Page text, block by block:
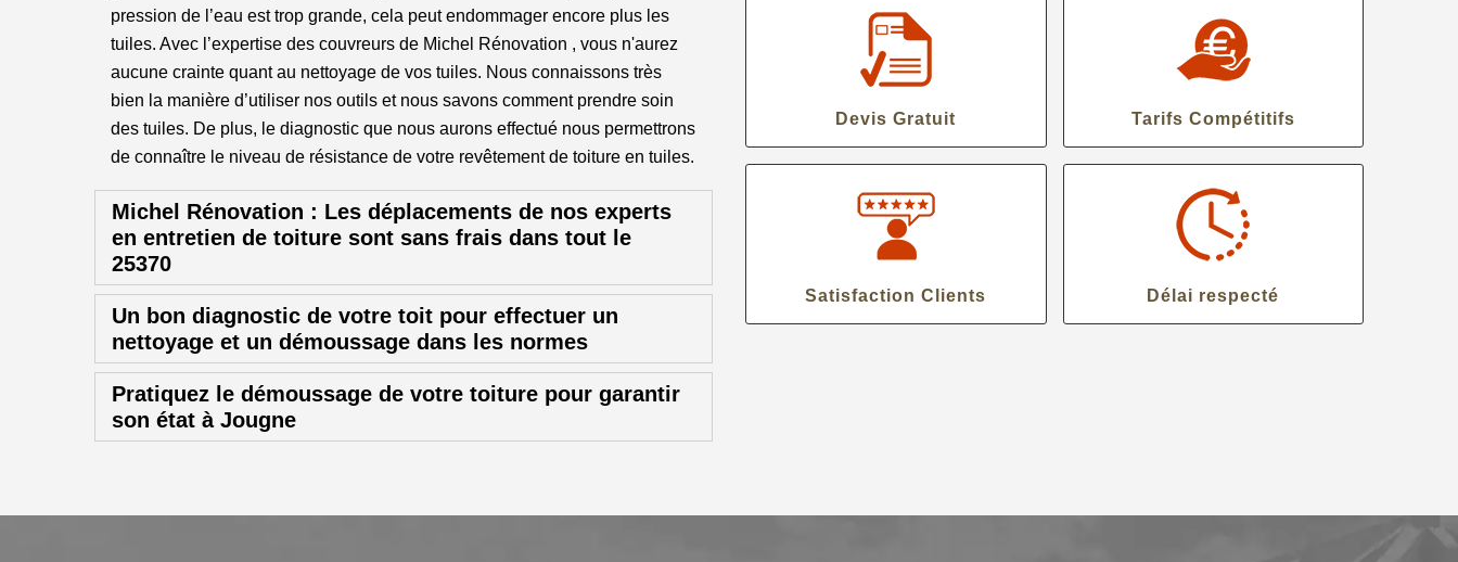
pression de l’eau est trop grande, cela peut endommager encore plus les
tuiles. Avec l’expertise des couvreurs de Michel Rénovation , vous n'aurez
aucune crainte quant au nettoyage de vos tuiles. Nous connaissons très
bien la manière d’utiliser nos outils et nous savons comment prendre soin
des tuiles. De plus, le diagnostic que nous aurons effectué nous permettrons
de connaître le niveau de résistance de votre revêtement de toiture en tuiles.
Michel Rénovation : Les déplacements de nos experts
en entretien de toiture sont sans frais dans tout le
25370
Un bon diagnostic de votre toit pour effectuer un
nettoyage et un démoussage dans les normes
Pratiquez le démoussage de votre toiture pour garantir
son état à Jougne
Devis Gratuit Tarifs Compétitifs
Satisfaction Clients Délai respecté